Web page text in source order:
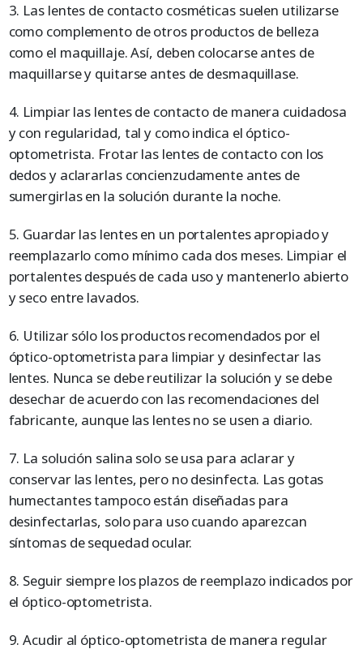
3. Las lentes de contacto cosméticas suelen utilizarse
como complemento de otros productos de belleza
como el maquillaje. Así, deben colocarse antes de
maquillarse y quitarse antes de desmaquillase.
4. Limpiar las lentes de contacto de manera cuidadosa
y con regularidad, tal y como indica el óptico-
optometrista. Frotar las lentes de contacto con los
dedos y aclararlas concienzudamente antes de
sumergirlas en la solución durante la noche.
5. Guardar las lentes en un portalentes apropiado y
reemplazarlo como mínimo cada dos meses. Limpiar el
portalentes después de cada uso y mantenerlo abierto
y seco entre lavados.
6. Utilizar sólo los productos recomendados por el
óptico-optometrista para limpiar y desinfectar las
lentes. Nunca se debe reutilizar la solución y se debe
desechar de acuerdo con las recomendaciones del
fabricante, aunque las lentes no se usen a diario.
7. La solución salina solo se usa para aclarar y
conservar las lentes, pero no desinfecta. Las gotas
humectantes tampoco están diseñadas para
desinfectarlas, solo para uso cuando aparezcan
síntomas de sequedad ocular.
8. Seguir siempre los plazos de reemplazo indicados por
el óptico-optometrista.
9. Acudir al óptico-optometrista de manera regular